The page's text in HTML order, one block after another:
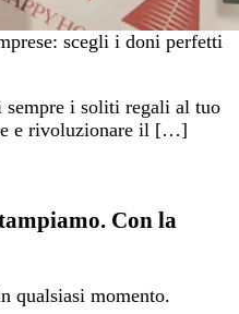
scegli i doni perfetti
sempre i soliti regali al tuo
e rivoluzionare il […]
Con la
qualsiasi momento.